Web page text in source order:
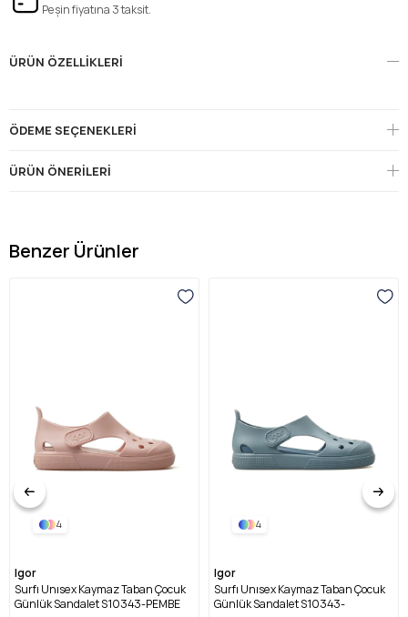
Peşin fiyatına 3 taksit.
ÜRÜN ÖZELLIKLERI
ÖDEME SEÇENEKLERI
ÜRÜN ÖNERILERI
Benzer Ürünler
4
Igor
Surfı Unısex Kaymaz Taban Çocuk
Günlük Sandalet S10343-PEMBE
4
Igor
Surfı Unısex Kaymaz Taban Çocuk
Günlük Sandalet S10343-